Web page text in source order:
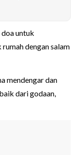
untuk
rumah dengan salam
mendengar dan
dari godaan,